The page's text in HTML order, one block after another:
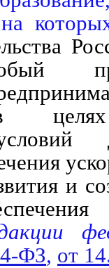
и
ФЗ, от